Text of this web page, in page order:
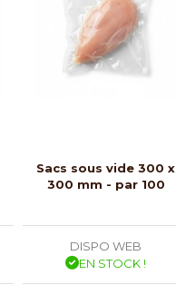
Sacs sous vide 300 x
300 mm - par 100
DISPO WEB
EN STOCK !